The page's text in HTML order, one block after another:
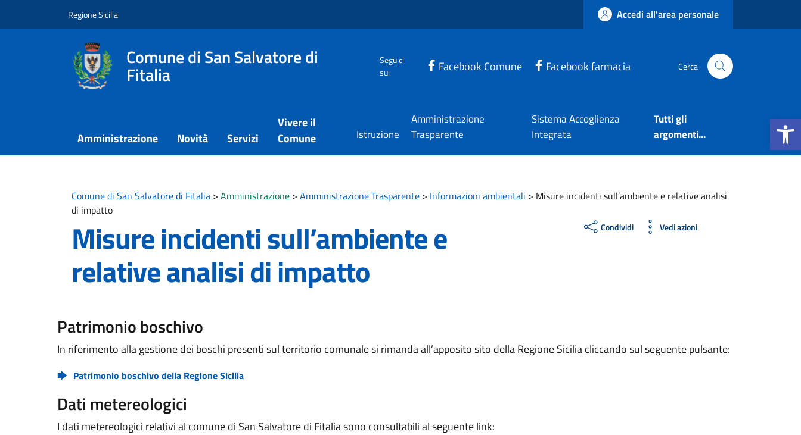
Apri la
Regione Sicilia Accedi all'area personale
Comune di San Salvatore di
Fitalia
Seguici
su:
Facebook Comune Facebook farmacia Cerca
Amministrazione Novità Servizi
Vivere il
Comune
Istruzione
Amministrazione
Trasparente
Sistema Accoglienza
Integrata
Tutti gli
argomenti...
Comune di San Salvatore di Fitalia > Amministrazione > Amministrazione Trasparente > Informazioni ambientali > Misure incidenti sull’ambiente e relative analisi
di impatto
Misure incidenti sull’ambiente e
relative analisi di impatto
Condividi Vedi azioni
Patrimonio boschivo
In riferimento alla gestione dei boschi presenti sul territorio comunale si rimanda all’apposito sito della Regione Sicilia cliccando sul seguente pulsante:
Patrimonio boschivo della Regione Sicilia
Dati metereologici
I dati metereologici relativi al comune di San Salvatore di Fitalia sono consultabili al seguente link: